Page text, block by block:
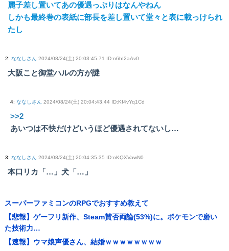
麗子差し置いてあの優遇っぷりはなんやねん
しかも最終巻の表紙に部長を差し置いて堂々と表に載っけられ
たし
2: ななしさん 2024/08/24(土) 20:03:45.71 ID:n6bI2aAv0
大阪こと御堂ハルの方が謎
4: ななしさん 2024/08/24(土) 20:04:43.44 ID:Kf4vYq1Cd
>>2
あいつは不快だけどいうほど優遇されてないし…
3: ななしさん 2024/08/24(土) 20:04:35.35 ID:oKQXVawN0
本口リカ「…」犬「…」
スーパーファミコンのRPGでおすすめ教えて
【悲報】ゲーフリ新作、Steam賛否両論(53%)に。ポケモンで磨い
た技術力…
【速報】ウマ娘声優さん、結婚ｗｗｗｗｗｗｗｗ